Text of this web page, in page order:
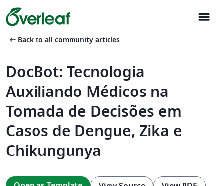
menu
arrow_left_alt Back to all community articles
DocBot: Tecnologia
Auxiliando Médicos na
Tomada de Decisões em
Casos de Dengue, Zika e
Chikungunya